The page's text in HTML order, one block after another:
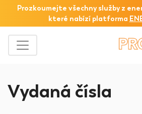
Prozkoumejte všechny služby z
které nabízí platforma
Vydaná čísla